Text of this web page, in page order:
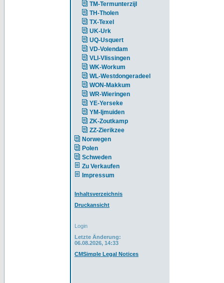
TM-Termunterzijl
TH-Tholen
TX-Texel
UK-Urk
UQ-Usquert
VD-Volendam
VLI-Vlissingen
WK-Workum
WL-Westdongeradeel
WON-Makkum
WR-Wieringen
YE-Yerseke
YM-Ijmuiden
ZK-Zoutkamp
ZZ-Zierikzee
Norwegen
Polen
Schweden
Zu Verkaufen
Impressum
Inhaltsverzeichnis
Druckansicht
Login
Letzte Änderung:
06.08.2026, 14:33
CMSimple Legal Notices